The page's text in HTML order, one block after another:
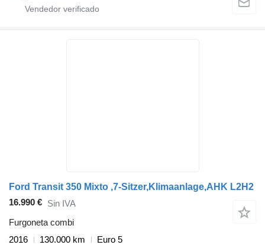
Ford Transit 350 Mixto ,7-Sitzer,Klimaanlage,AHK L2H2
16.990 € Sin IVA
Furgoneta combi
2016
130.000 km Euro 5